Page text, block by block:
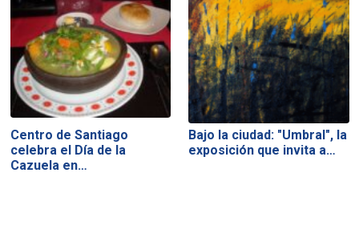
Centro de Santiago
celebra el Día de la
Cazuela en…
Bajo la ciudad: "Umbral", la
exposición que invita a…